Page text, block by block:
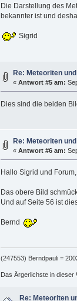
Die Darstellung des
bekannter ist und
Sigrid
Re: Meteoriten
« Antwort #5 am:
Dies sind die beiden
Re: Meteoriten
« Antwort #6 am:
Hallo Sigrid und Forum,
Das obere Bild
Und auf Seite 56 ist
Bernd
(247553) Berndpauli =
Das Ärgerlichste in dieser
Re: Meteoriten